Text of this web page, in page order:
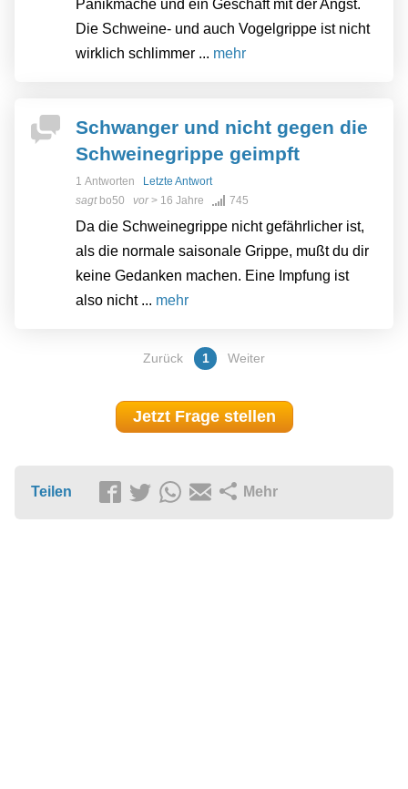
Panikmache und ein Geschäft mit der Angst.
Die Schweine- und auch Vogelgrippe ist nicht
wirklich schlimmer ... mehr
Schwanger und nicht gegen die
Schweinegrippe geimpft
1 Antworten
Letzte Antwort
sagt bo50 vor> 16 Jahre 745
Da die Schweinegrippe nicht gefährlicher ist,
als die normale saisonale Grippe, mußt du dir
keine Gedanken machen. Eine Impfung ist
also nicht ... mehr
Zurück 1 Weiter
Jetzt Frage stellen
Teilen Mehr